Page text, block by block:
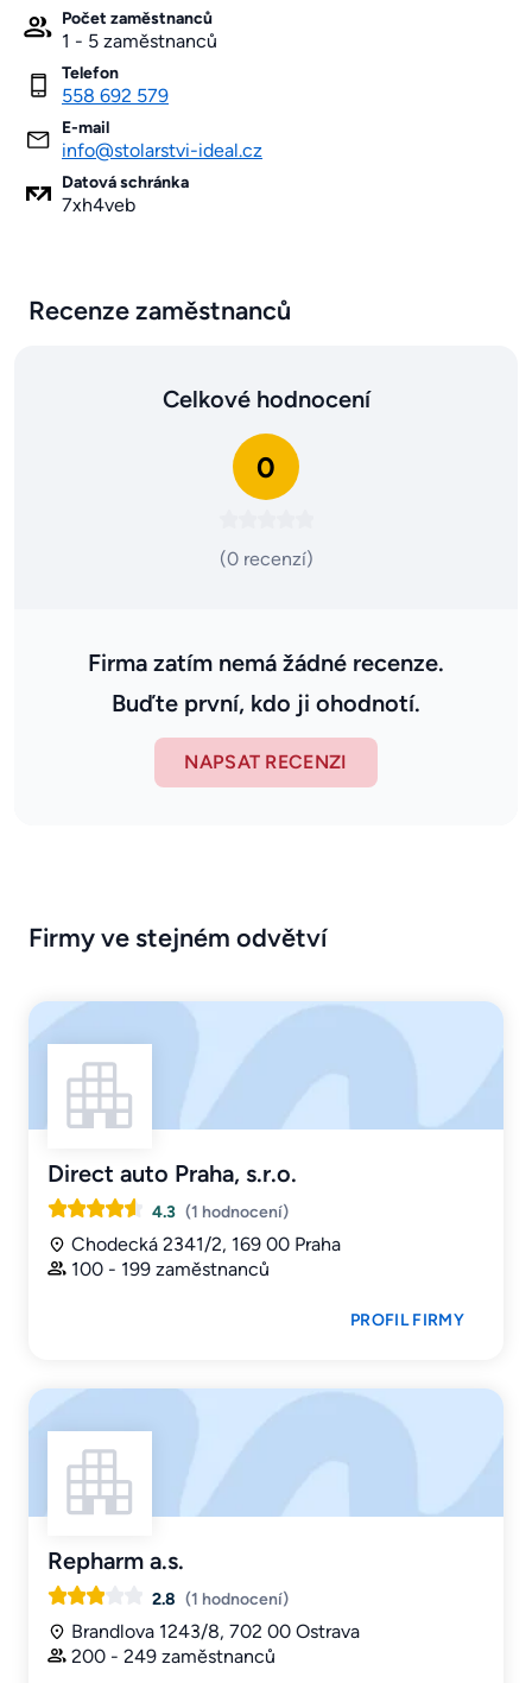
Počet zaměstnanců
1 - 5 zaměstnanců
Telefon
558 692 579
E-mail
info@stolarstvi-ideal.cz
Datová schránka
7xh4veb
Recenze zaměstnanců
Celkové hodnocení
0
(0 recenzí)
Firma zatím nemá žádné recenze.
Buďte první, kdo ji ohodnotí.
NAPSAT RECENZI
Firmy ve stejném odvětví
Direct auto Praha, s.r.o.
4.3 (1 hodnocení)
Chodecká 2341/2, 169 00 Praha
100 - 199 zaměstnanců
PROFIL FIRMY
Repharm a.s.
2.8 (1 hodnocení)
Brandlova 1243/8, 702 00 Ostrava
200 - 249 zaměstnanců